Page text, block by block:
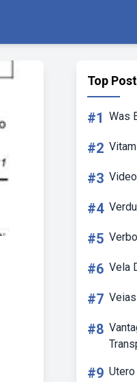
Top Post
#1 Was
#2
#3
#4
#5
#6 Vela
#7
#8
#9